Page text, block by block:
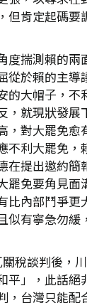
但肯定起碼要
度揣測賴的兩
從於賴的主導
的大帽子，不
，就現狀發展
，對大罷免愈
不利大罷免，
在提出邀約簡
罷免要角見面
比內部鬥爭更
似有寧急勿緩
稅談判後，
平」，此話絕
，台灣只能配